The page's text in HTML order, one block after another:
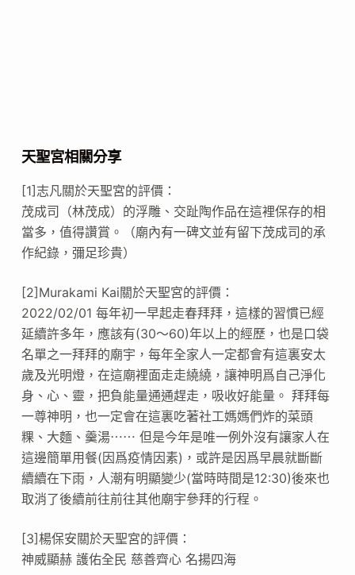
天聖宮相關分享
[1]志凡關於天聖宮的評價：
茂成司（林茂成）的浮雕、交趾陶作品在這裡保存的相
當多，值得讚賞。（廟內有一碑文並有留下茂成司的承
作紀錄，彌足珍貴）
[2]Murakami Kai關於天聖宮的評價：
2022/02/01 每年初一早起走春拜拜，這樣的習慣已經
延續許多年，應該有(30～60)年以上的經歷，也是口袋
名單之一拜拜的廟宇，每年全家人一定都會有這裏安太
歲及光明燈，在這廟裡面走走繞繞，讓神明爲自己淨化
身、心、靈，把負能量通通趕走，吸收好能量。 拜拜每
一尊神明，也一定會在這裏吃著社工媽媽們炸的菜頭
粿、大麵、羹湯⋯⋯ 但是今年是唯一例外沒有讓家人在
這邊簡單用餐(因爲疫情因素)，或許是因爲早晨就斷斷
續續在下雨，人潮有明顯變少(當時時間是12:30)後來也
取消了後續前往前往其他廟宇參拜的行程。
[3]楊保安關於天聖宮的評價：
神威顯赫 護佑全民 慈善齊心 名揚四海